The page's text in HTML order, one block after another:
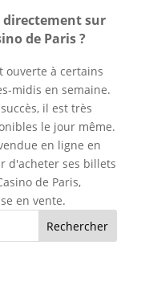
directement sur
de Paris ?
ouverte à certains
midis en semaine.
il est très
le jour même.
en ligne en
d'acheter ses billets
de Paris,
en vente.